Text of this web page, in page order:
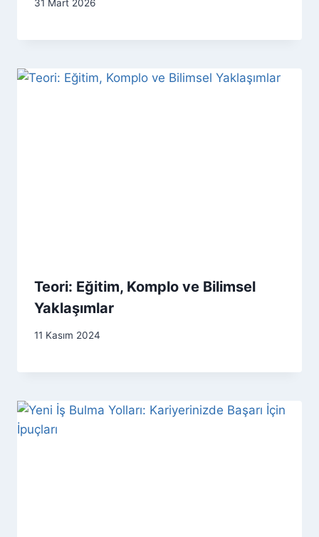
31 Mart 2026
Teori: Eğitim, Komplo ve Bilimsel
Yaklaşımlar
11 Kasım 2024